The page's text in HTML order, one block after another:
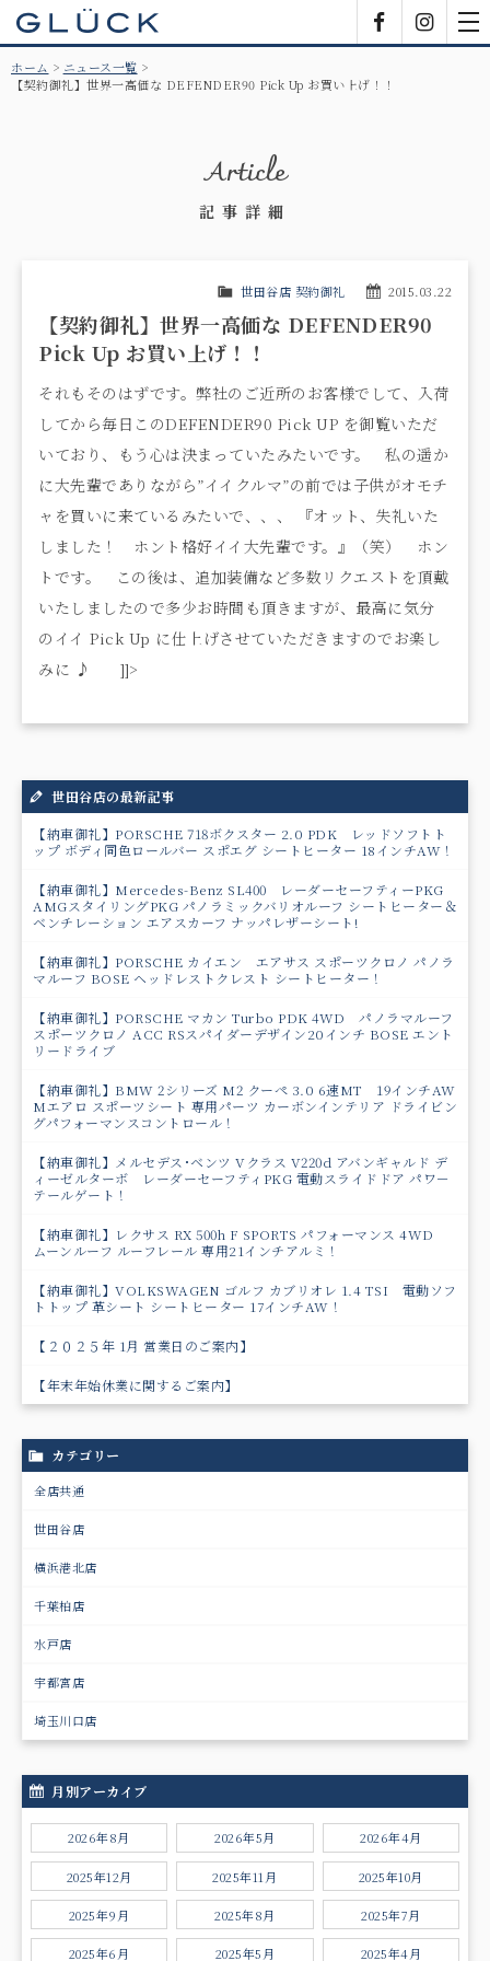
ホーム
ニュース一覧
【契約御礼】世界一高価な DEFENDER90 Pick Up お買い上げ！！
Article
記事詳細
2015.03.22
世田谷店 契約御礼
【契約御礼】世界一高価な DEFENDER90
Pick Up お買い上げ！！
それもそのはずです。弊社のご近所のお客様でして、入荷
してから毎日このDEFENDER90 Pick UP を御覧いただ
いており、もう心は決まっていたみたいです。 私の遥か
に大先輩でありながら”イイクルマ”の前では子供がオモチ
ャを買いに来ているみたいで、、、 『オット、失礼いた
しました！ ホント格好イイ大先輩です。』（笑） ホン
トです。 この後は、追加装備など多数リクエストを頂戴
いたしましたので多少お時間も頂きますが、最高に気分
のイイ Pick Up に仕上げさせていただきますのでお楽し
みに ♪ ]]>
世田谷店の最新記事
【納車御礼】PORSCHE 718ボクスター 2.0 PDK レッドソフトト
ップ ボディ同色ロールバー スポエグ シートヒーター 18インチAW！
【納車御礼】Mercedes-Benz SL400 レーダーセーフティーPKG
AMGスタイリングPKG パノラミックバリオルーフ シートヒーター＆
ベンチレーション エアスカーフ ナッパレザーシート!
【納車御礼】PORSCHE カイエン エアサス スポーツクロノ パノラ
マルーフ BOSE ヘッドレストクレスト シートヒーター！
【納車御礼】PORSCHE マカン Turbo PDK 4WD パノラマルーフ
スポーツクロノ ACC RSスパイダーデザイン20インチ BOSE エント
リードライブ
【納車御礼】BMW 2シリーズ M2 クーペ 3.0 6速MT 19インチAW
Mエアロ スポーツシート 専用パーツ カーボンインテリア ドライビン
グパフォーマンスコントロール！
【納車御礼】メルセデス･ベンツ Vクラス V220d アバンギャルド デ
ィーゼルターボ レーダーセーフティPKG 電動スライドドア パワ－
テールゲート！
【納車御礼】レクサス RX 500h F SPORTS パフォーマンス 4WD
ムーンルーフ ルーフレール 専用21インチアルミ！
【納車御礼】VOLKSWAGEN ゴルフ カブリオレ 1.4 TSI 電動ソフ
トトップ 革シート シートヒーター 17インチAW！
【２０２５年 1月 営業日のご案内】
【年末年始休業に関するご案内】
カテゴリー
全店共通
世田谷店
横浜港北店
千葉柏店
水戸店
宇都宮店
埼玉川口店
月別アーカイブ
2026年8月 2026年5月 2026年4月
2025年12月 2025年11月 2025年10月
2025年9月 2025年8月 2025年7月
2025年6月 2025年5月 2025年4月